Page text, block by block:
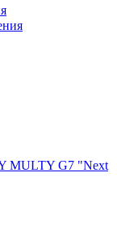
MULTY G7 "Next